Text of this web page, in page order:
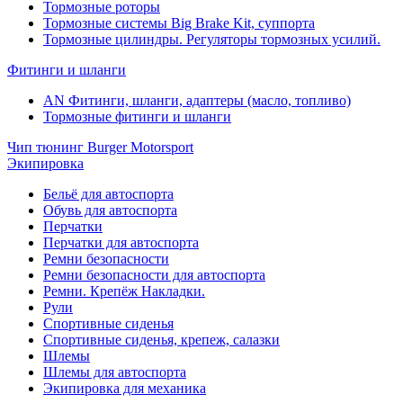
Тормозные роторы
Тормозные системы Big Brake Kit, суппорта
Тормозные цилиндры. Регуляторы тормозных усилий.
Фитинги и шланги
AN Фитинги, шланги, адаптеры (масло, топливо)
Тормозные фитинги и шланги
Чип тюнинг Burger Motorsport
Экипировка
Бельё для автоспорта
Обувь для автоспорта
Перчатки
Перчатки для автоспорта
Ремни безопасности
Ремни безопасности для автоспорта
Ремни. Крепёж Накладки.
Рули
Спортивные сиденья
Спортивные сиденья, крепеж, салазки
Шлемы
Шлемы для автоспорта
Экипировка для механика